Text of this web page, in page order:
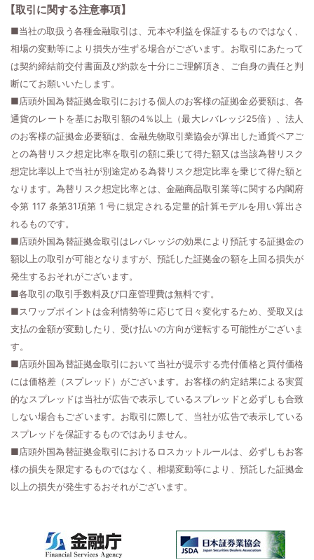
【取引に関する注意事項】
■当社の取扱う各種金融取引は、元本や利益を保証するものではなく、
相場の変動等により損失が生ずる場合がございます。お取引にあたって
は契約締結前交付書面及び約款を十分にご理解頂き、ご自身の責任と判
断にてお願いいたします。
■店頭外国為替証拠金取引における個人のお客様の証拠金必要額は、各
通貨のレートを基にお取引額の4％以上（最大レバレッジ25倍）、法人
のお客様の証拠金必要額は、金融先物取引業協会が算出した通貨ペアご
との為替リスク想定比率を取引の額に乗じて得た額又は当該為替リスク
想定比率以上で当社が別途定める為替リスク想定比率を乗じて得た額と
なります。為替リスク想定比率とは、金融商品取引業等に関する内閣府
令第 117 条第31項第 1 号に規定される定量的計算モデルを用い算出さ
れるものです。
■店頭外国為替証拠金取引はレバレッジの効果により預託する証拠金の
額以上の取引が可能となりますが、預託した証拠金の額を上回る損失が
発生するおそれがございます。
■各取引の取引手数料及び口座管理費は無料です。
■スワップポイントは金利情勢等に応じて日々変化するため、受取又は
支払の金額が変動したり、受け払いの方向が逆転する可能性がございま
す。
■店頭外国為替証拠金取引において当社が提示する売付価格と買付価格
には価格差（スプレッド）がございます。お客様の約定結果による実質
的なスプレッドは当社が広告で表示しているスプレッドと必ずしも合致
しない場合もございます。お取引に際して、当社が広告で表示している
スプレッドを保証するものではありません。
■店頭外国為替証拠金取引におけるロスカットルールは、必ずしもお客
様の損失を限定するものではなく、相場変動等により、預託した証拠金
以上の損失が発生するおそれがございます。